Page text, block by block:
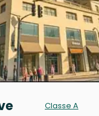
Classe A